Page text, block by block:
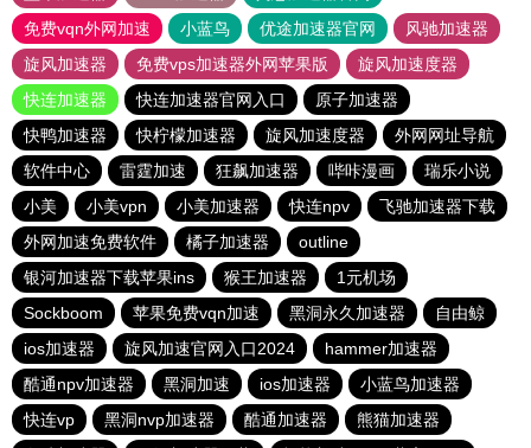
免费vqn外网加速
小蓝鸟 优途加速器官网
风驰加速器
旋风加速器
免费vps加速器外网苹果版
旋风加速度器
快连加速器
快连加速器官网入口
原子加速器
快鸭加速器
快柠檬加速器 旋风加速度器
外网网址导航
软件中心
雷霆加速 狂飙加速器 哔咔漫画
瑞乐小说
小美
小美vpn 小美加速器 快连npv
飞驰加速器下载
外网加速免费软件
橘子加速器
outline
银河加速器下载苹果ins
猴王加速器
1元机场
Sockboom
苹果免费vqn加速 黑洞永久加速器
自由鲸
ios加速器
旋风加速官网入口2024
hammer加速器
酷通npv加速器
黑洞加速 ios加速器
小蓝鸟加速器
快连vp
黑洞nvp加速器 酷通加速器
熊猫加速器